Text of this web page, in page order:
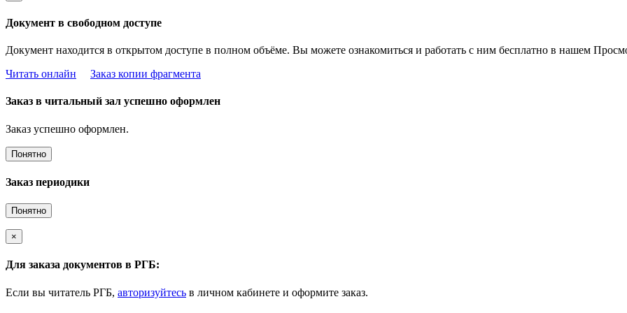
Документ в свободном доступе
Документ находится в открытом доступе в полном объёме. Вы можете ознакомиться и работать с ним бесплатно в нашем
Читать онлайн
Заказ копии фрагмента
Заказ в читальный зал успешно оформлен
Заказ успешно оформлен.
Понятно
Заказ периодики
Понятно
×
Для заказа документов в РГБ:
Если вы читатель РГБ, авторизуйтесь в личном кабинете и оформите заказ.